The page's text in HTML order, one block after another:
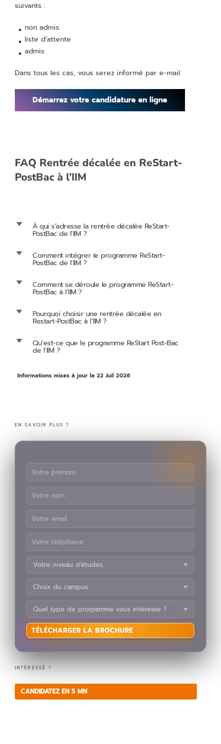
suivants :
non admis
liste d’attente
admis
Dans tous les cas, vous serez informé par e-mail.
Démarrez votre candidature en ligne
FAQ Rentrée décalée en ReStart-
PostBac à l’IIM
d À qui s’adresse la rentrée décalée ReStart-
PostBac de l’IIM ?
d Comment intégrer le programme ReStart-
PostBac de l’IIM ?
d Comment se déroule le programme ReStart-
PostBac à l’IIM ?
d Pourquoi choisir une rentrée décalée en
Restart-PostBac à l’IIM ?
d Qu’est-ce que le programme ReStart Post-Bac
de l’IIM ?
Informations mises à jour le 22 Juil 2026
EN SAVOIR PLUS ?
ui
e
INTÉRESSÉ ?
CANDIDATEZ EN 5 MN